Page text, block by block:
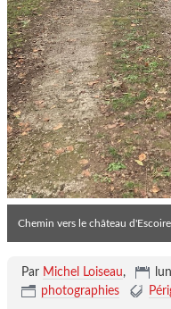
Chemin vers le château d'Escoire
Par Michel Loiseau,
photographies